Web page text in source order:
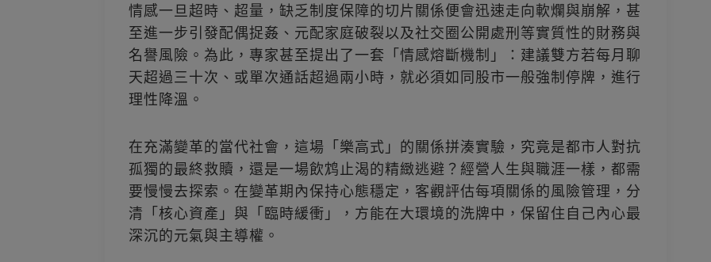
情感一旦超時、超量，缺乏制度保障的切片關係便會迅速走向軟爛與崩解，甚
至進一步引發配偶捉姦、元配家庭破裂以及社交圈公開處刑等實質性的財務與
名譽風險。為此，專家甚至提出了一套「情感熔斷機制」：建議雙方若每月聊
天超過三十次、或單次通話超過兩小時，就必須如同股市一般強制停牌，進行
理性降溫。
在充滿變革的當代社會，這場「樂高式」的關係拼湊實驗，究竟是都市人對抗
孤獨的最終救贖，還是一場飲鸩止渴的精緻逃避？經營人生與職涯一樣，都需
要慢慢去探索。在變革期內保持心態穩定，客觀評估每項關係的風險管理，分
清「核心資產」與「臨時緩衝」，方能在大環境的洗牌中，保留住自己內心最
深沉的元氣與主導權。